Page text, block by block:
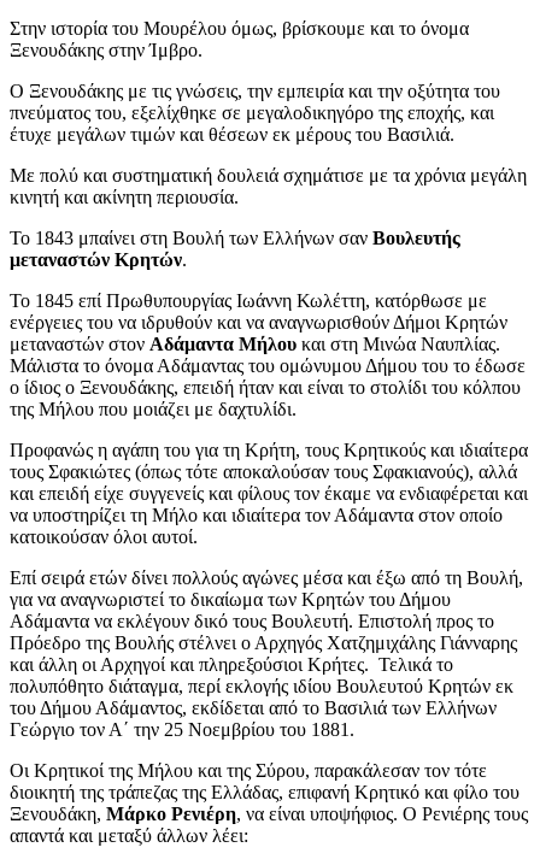
Στην ιστορία του Μουρέλου όμως, βρίσκουμε και το όνομα
Ξενουδάκης στην Ίμβρο.
Ο Ξενουδάκης με τις γνώσεις, την εμπειρία και την οξύτητα του
πνεύματος του, εξελίχθηκε σε μεγαλοδικηγόρο της εποχής, και
έτυχε μεγάλων τιμών και θέσεων εκ μέρους του Βασιλιά.
Με πολύ και συστηματική δουλειά σχημάτισε με τα χρόνια μεγάλη
κινητή και ακίνητη περιουσία.
Το 1843 μπαίνει στη Βουλή των Ελλήνων σαν Βουλευτής
μεταναστών Κρητών.
Το 1845 επί Πρωθυπουργίας Ιωάννη Κωλέττη, κατόρθωσε με
ενέργειες του να ιδρυθούν και να αναγνωρισθούν Δήμοι Κρητών
μεταναστών στον Αδάμαντα Μήλου και στη Μινώα Ναυπλίας.
Μάλιστα το όνομα Αδάμαντας του ομώνυμου Δήμου του το έδωσε
ο ίδιος ο Ξενουδάκης, επειδή ήταν και είναι το στολίδι του κόλπου
της Μήλου που μοιάζει με δαχτυλίδι.
Προφανώς η αγάπη του για τη Κρήτη, τους Κρητικούς και ιδιαίτερα
τους Σφακιώτες (όπως τότε αποκαλούσαν τους Σφακιανούς), αλλά
και επειδή είχε συγγενείς και φίλους τον έκαμε να ενδιαφέρεται και
να υποστηρίζει τη Μήλο και ιδιαίτερα τον Αδάμαντα στον οποίο
κατοικούσαν όλοι αυτοί.
Επί σειρά ετών δίνει πολλούς αγώνες μέσα και έξω από τη Βουλή,
για να αναγνωριστεί το δικαίωμα των Κρητών του Δήμου
Αδάμαντα να εκλέγουν δικό τους Βουλευτή. Επιστολή προς το
Πρόεδρο της Βουλής στέλνει ο Αρχηγός Χατζημιχάλης Γιάνναρης
και άλλη οι Αρχηγοί και πληρεξούσιοι Κρήτες. Τελικά το
πολυπόθητο διάταγμα, περί εκλογής ιδίου Βουλευτού Κρητών εκ
του Δήμου Αδάμαντος, εκδίδεται από το Βασιλιά των Ελλήνων
Γεώργιο τον Α΄ την 25 Νοεμβρίου του 1881.
Οι Κρητικοί της Μήλου και της Σύρου, παρακάλεσαν τον τότε
διοικητή της τράπεζας της Ελλάδας, επιφανή Κρητικό και φίλο του
Ξενουδάκη, Μάρκο Ρενιέρη, να είναι υποψήφιος. Ο Ρενιέρης τους
απαντά και μεταξύ άλλων λέει: